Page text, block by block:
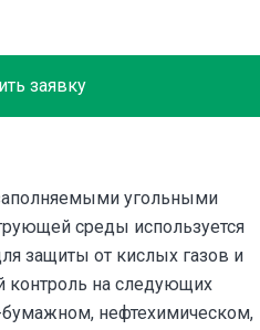
заявку
угольными
среды используется
защиты от кислых газов и
контроль на следующих
нефтехимическом,